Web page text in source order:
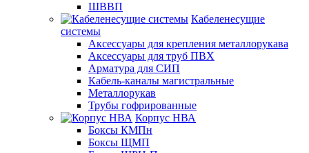
ШВВП
Кабеленесущие
системы
Аксессуары для крепления металлорукава
Аксессуары для труб ПВХ
Арматура для СИП
Кабель-каналы магистральные
Металлорукав
Трубы гофрированные
Корпус НВА
Боксы КМПн
Боксы ЩМП